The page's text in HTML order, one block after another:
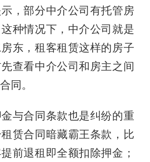
部分中介公司有托管房
种情况下，中介公司就是
东，租客租赁这样的房子
查看中介公司和房主之间
同。
合同条款也是纠纷的重
赁合同暗藏霸王条款，比
前退租即全额扣除押金；